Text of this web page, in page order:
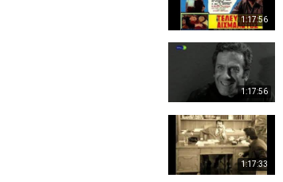
1:17:56
1:17:56
1:17:33